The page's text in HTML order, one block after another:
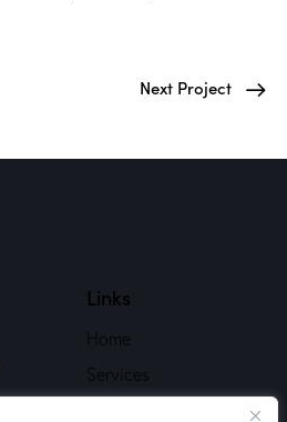
Next Project
Links
Home
Services